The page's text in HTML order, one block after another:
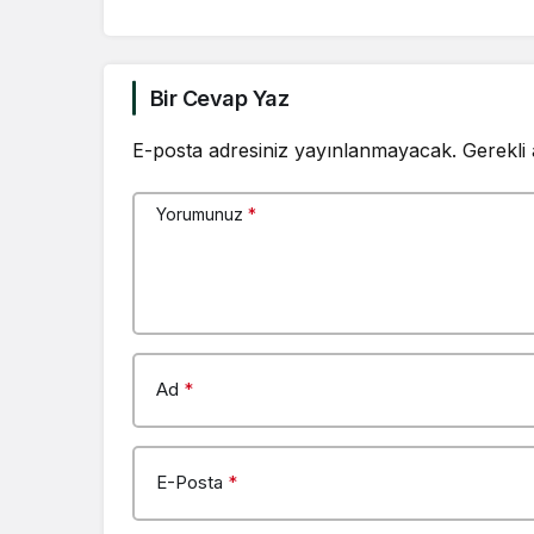
Bir Cevap Yaz
E-posta adresiniz yayınlanmayacak.
Yorumunuz *
Ad *
E-Posta *